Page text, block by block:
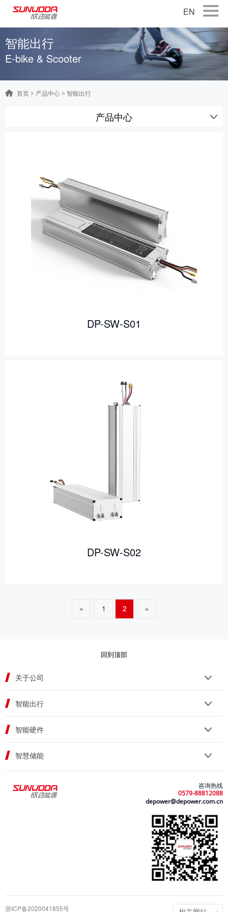
关于公司
产品中心
联系我们
加入我们
EN
智能出行
E-bike & Scooter
首页 > 产品中心 > 智能出行
产品中心
DP-SW-S01
DP-SW-S02
« 1 2 »
回到顶部
关于公司
智能出行
智能硬件
智慧储能
咨询热线
0579-88812088
depower@depower.com.cn
浙ICP备2020041855号